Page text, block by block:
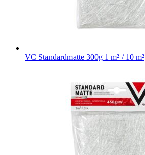
VC Standardmatte 300g 1 m² / 10 m²